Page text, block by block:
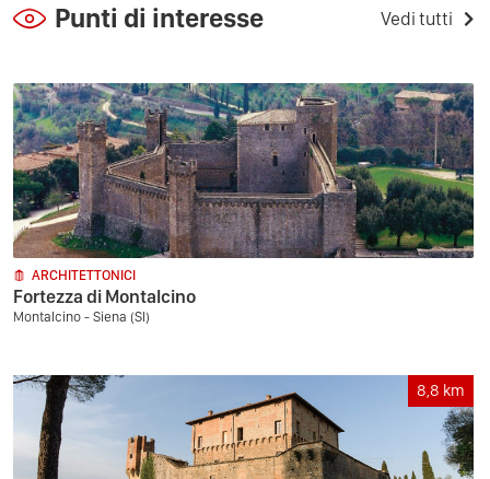
Punti di interesse Vedi tutti
ARCHITETTONICI
Fortezza di Montalcino
Montalcino - Siena (SI)
8,8 km